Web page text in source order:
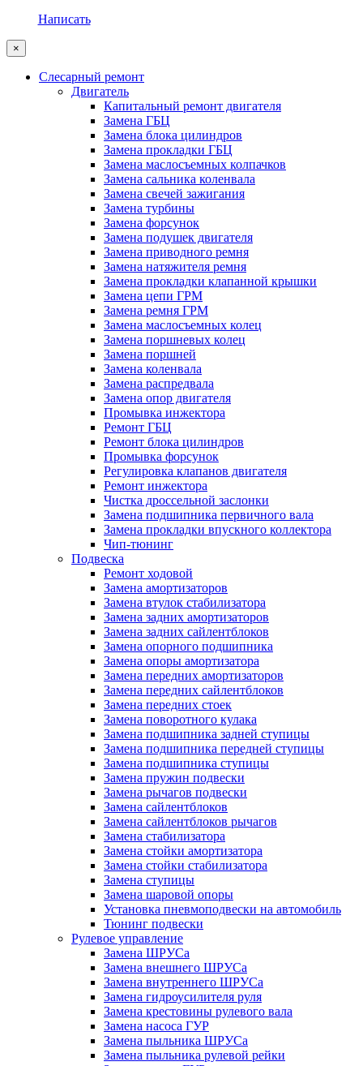
Написать
×
Слесарный ремонт
Двигатель
Капитальный ремонт двигателя
Замена ГБЦ
Замена блока цилиндров
Замена прокладки ГБЦ
Замена маслосъемных колпачков
Замена сальника коленвала
Замена свечей зажигания
Замена турбины
Замена форсунок
Замена подушек двигателя
Замена приводного ремня
Замена натяжителя ремня
Замена прокладки клапанной крышки
Замена цепи ГРМ
Замена ремня ГРМ
Замена маслосъемных колец
Замена поршневых колец
Замена поршней
Замена коленвала
Замена распредвала
Замена опор двигателя
Промывка инжектора
Ремонт ГБЦ
Ремонт блока цилиндров
Промывка форсунок
Регулировка клапанов двигателя
Ремонт инжектора
Чистка дроссельной заслонки
Замена подшипника первичного вала
Замена прокладки впускного коллектора
Чип-тюнинг
Подвеска
Ремонт ходовой
Замена амортизаторов
Замена втулок стабилизатора
Замена задних амортизаторов
Замена задних сайлентблоков
Замена опорного подшипника
Замена опоры амортизатора
Замена передних амортизаторов
Замена передних сайлентблоков
Замена передних стоек
Замена поворотного кулака
Замена подшипника задней ступицы
Замена подшипника передней ступицы
Замена подшипника ступицы
Замена пружин подвески
Замена рычагов подвески
Замена сайлентблоков
Замена сайлентблоков рычагов
Замена стабилизатора
Замена стойки амортизатора
Замена стойки стабилизатора
Замена ступицы
Замена шаровой опоры
Установка пневмоподвески на автомобиль
Тюнинг подвески
Рулевое управление
Замена ШРУСа
Замена внешнего ШРУСа
Замена внутреннего ШРУСа
Замена гидроусилителя руля
Замена крестовины рулевого вала
Замена насоса ГУР
Замена пыльника ШРУСа
Замена пыльника рулевой рейки